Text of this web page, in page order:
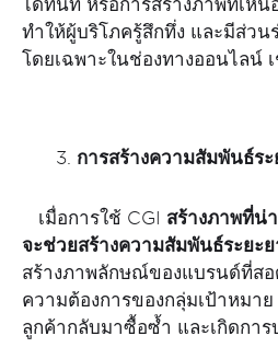
ทำให้ผู้บริโภครู้สึกทึ่ง และมีส่ว
โดยเฉพาะในช่องทางออนไลน์
การสร้างความสัมพันธ์ร
เมื่อการใช้ CGI สร้างภาพที่น่
จะช่วยสร้างความสัมพันธ์ระยะ
สร้างภาพลักษณ์ของแบรนด์ที่ส
ความต้องการของกลุ่มเป้าหมา
ลูกค้ากลับมาซื้อซ้ำ และเกิดกา